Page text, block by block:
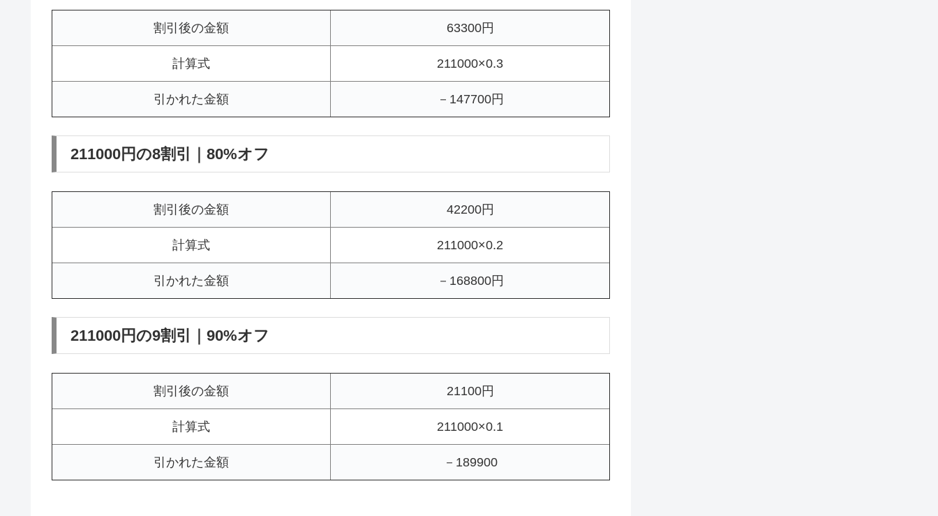
割引後の金額 63300円
計算式 211000×0.3
引かれた金額 －147700円
211000円の8割引｜80%オフ
割引後の金額 42200円
計算式 211000×0.2
引かれた金額 －168800円
211000円の9割引｜90%オフ
割引後の金額 21100円
計算式 211000×0.1
引かれた金額 －189900